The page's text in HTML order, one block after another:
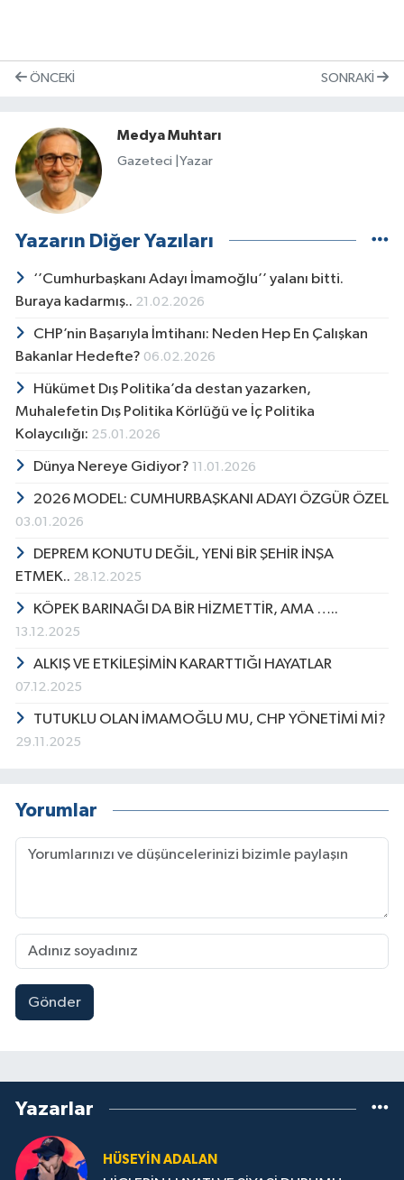
ÖNCEKI SONRAKI
Medya Muhtarı
Gazeteci |Yazar
Yazarın Diğer Yazıları
‘’Cumhurbaşkanı Adayı İmamoğlu’’ yalanı bitti.
Buraya kadarmış.. 21.02.2026
CHP’nin Başarıyla İmtihanı: Neden Hep En Çalışkan
Bakanlar Hedefte? 06.02.2026
Hükümet Dış Politika’da destan yazarken,
Muhalefetin Dış Politika Körlüğü ve İç Politika
Kolaycılığı: 25.01.2026
Dünya Nereye Gidiyor? 11.01.2026
2026 MODEL: CUMHURBAŞKANI ADAYI ÖZGÜR ÖZEL
03.01.2026
DEPREM KONUTU DEĞİL, YENİ BİR ŞEHİR İNŞA
ETMEK.. 28.12.2025
KÖPEK BARINAĞI DA BİR HİZMETTİR, AMA …..
13.12.2025
ALKIŞ VE ETKİLEŞİMİN KARARTTIĞI HAYATLAR
07.12.2025
TUTUKLU OLAN İMAMOĞLU MU, CHP YÖNETİMİ Mİ?
29.11.2025
Yorumlar
Gönder
Yazarlar
HÜSEYIN ADALAN